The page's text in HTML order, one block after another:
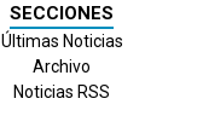
SECCIONES
Últimas Noticias
Archivo
Noticias RSS